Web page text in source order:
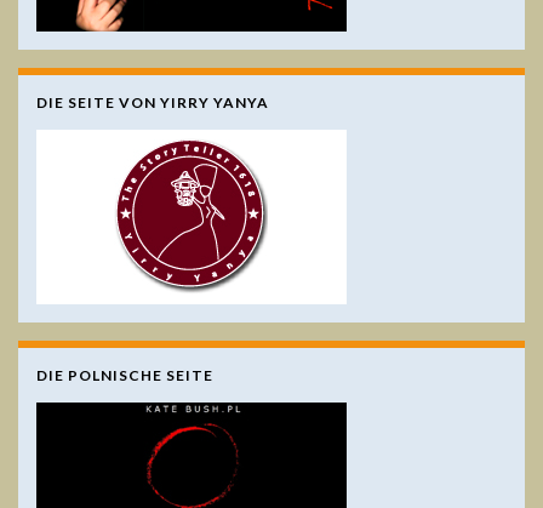
DIE SEITE VON YIRRY YANYA
DIE POLNISCHE SEITE